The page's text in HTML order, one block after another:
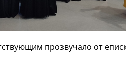
прозвучало от